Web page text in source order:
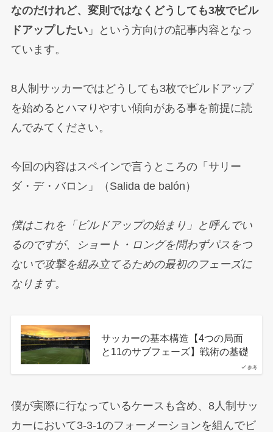
なのだけれど、変則ではなくどうしても3枚でビル
ドアップしたい」という方向けの記事内容となっ
ています。
8人制サッカーではどうしても3枚でビルドアップ
を始めるとハマりやすい傾向がある事を前提に読
んでみてください。
今回の内容はスペインで言うところの「サリー
ダ・デ・バロン」（Salida de balón）
僕はこれを「ビルドアップの始まり」と呼んでい
るのですが、ショート・ロングを問わずパスをつ
ないで攻撃を組み立てるための最初のフェーズに
なります。
参考
サッカーの基本構造【4つの局面
と11のサブフェーズ】戦術の基礎
僕が実際に行なっているケースも含め、8人制サッ
カーにおいて3-3-1のフォーメーションを組んでビ